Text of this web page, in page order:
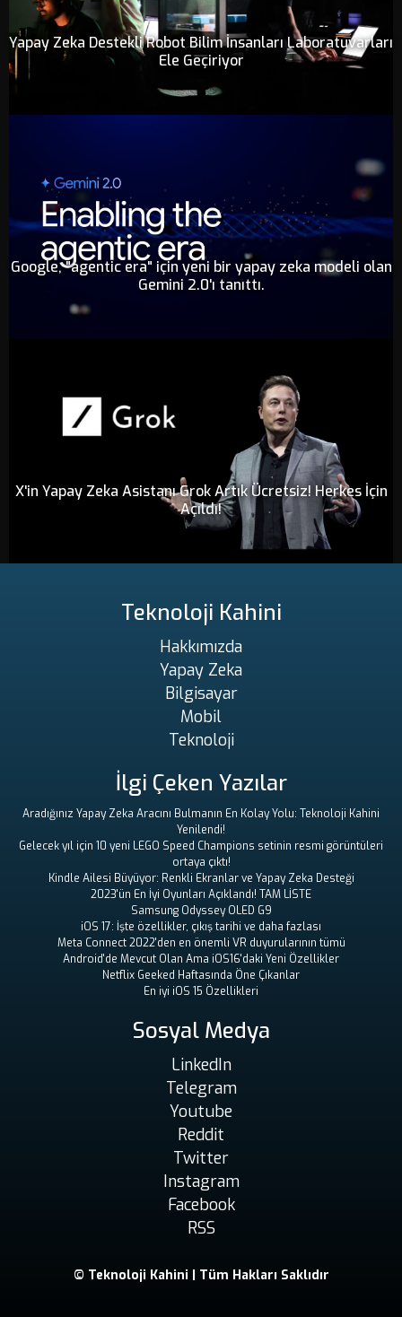
Yapay Zeka Destekli Robot Bilim İnsanları Laboratuvarları
Ele Geçiriyor
Google, "agentic era" için yeni bir yapay zeka modeli olan
Gemini 2.0'ı tanıttı.
X'in Yapay Zeka Asistanı Grok Artık Ücretsiz! Herkes İçin
Açıldı!
Teknoloji Kahini
Hakkımızda
Yapay Zeka
Bilgisayar
Mobil
Teknoloji
İlgi Çeken Yazılar
Aradığınız Yapay Zeka Aracını Bulmanın En Kolay Yolu: Teknoloji Kahini
Yenilendi!
Gelecek yıl için 10 yeni LEGO Speed ​​Champions setinin resmi görüntüleri
ortaya çıktı!
Kindle Ailesi Büyüyor: Renkli Ekranlar ve Yapay Zeka Desteği
2023'ün En İyi Oyunları Açıklandı! TAM LİSTE
Samsung Odyssey OLED G9
iOS 17: İşte özellikler, çıkış tarihi ve daha fazlası
Meta Connect 2022'den en önemli VR duyurularının tümü
Android'de Mevcut Olan Ama iOS16'daki Yeni Özellikler
Netflix Geeked Haftasında Öne Çıkanlar
En iyi iOS 15 Özellikleri
Sosyal Medya
LinkedIn
Telegram
Youtube
Reddit
Twitter
Instagram
Facebook
RSS
© Teknoloji Kahini | Tüm Hakları Saklıdır